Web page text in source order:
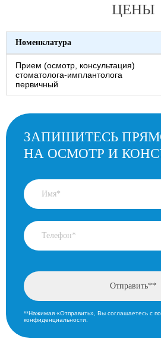
ЦЕНЫ
Номенклатура
Прием (осмотр, консультация)
стоматолога-имплантолога
первичный
ЗАПИШИТЕСЬ
НА ОСМОТР И
**Нажимая «Отправить», Вы соглашаетесь с
конфиденциальности.